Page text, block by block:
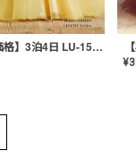
【期間限定価格】3泊4日 LU-1501(Yellow)
¥